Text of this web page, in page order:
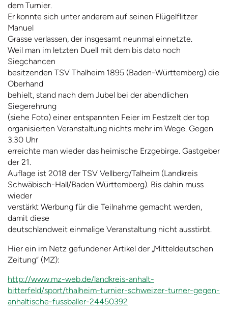
dem Turnier.
Er konnte sich unter anderem auf seinen Flügelflitzer
Manuel
Grasse verlassen, der insgesamt neunmal einnetzte.
Weil man im letzten Duell mit dem bis dato noch
Siegchancen
besitzenden TSV Thalheim 1895 (Baden-Württemberg) die
Oberhand
behielt, stand nach dem Jubel bei der abendlichen
Siegerehrung
(siehe Foto) einer entspannten Feier im Festzelt der top
organisierten Veranstaltung nichts mehr im Wege. Gegen
3.30 Uhr
erreichte man wieder das heimische Erzgebirge. Gastgeber
der 21.
Auflage ist 2018 der TSV Vellberg/Talheim (Landkreis
Schwäbisch-Hall/Baden Württemberg). Bis dahin muss
wieder
verstärkt Werbung für die Teilnahme gemacht werden,
damit diese
deutschlandweit einmalige Veranstaltung nicht ausstirbt.
Hier ein im Netz gefundener Artikel der „Mitteldeutschen
Zeitung“ (MZ):
http://www.mz-web.de/landkreis-anhalt-
bitterfeld/sport/thalheim-turnier-schweizer-turner-gegen-
anhaltische-fussballer-24450392